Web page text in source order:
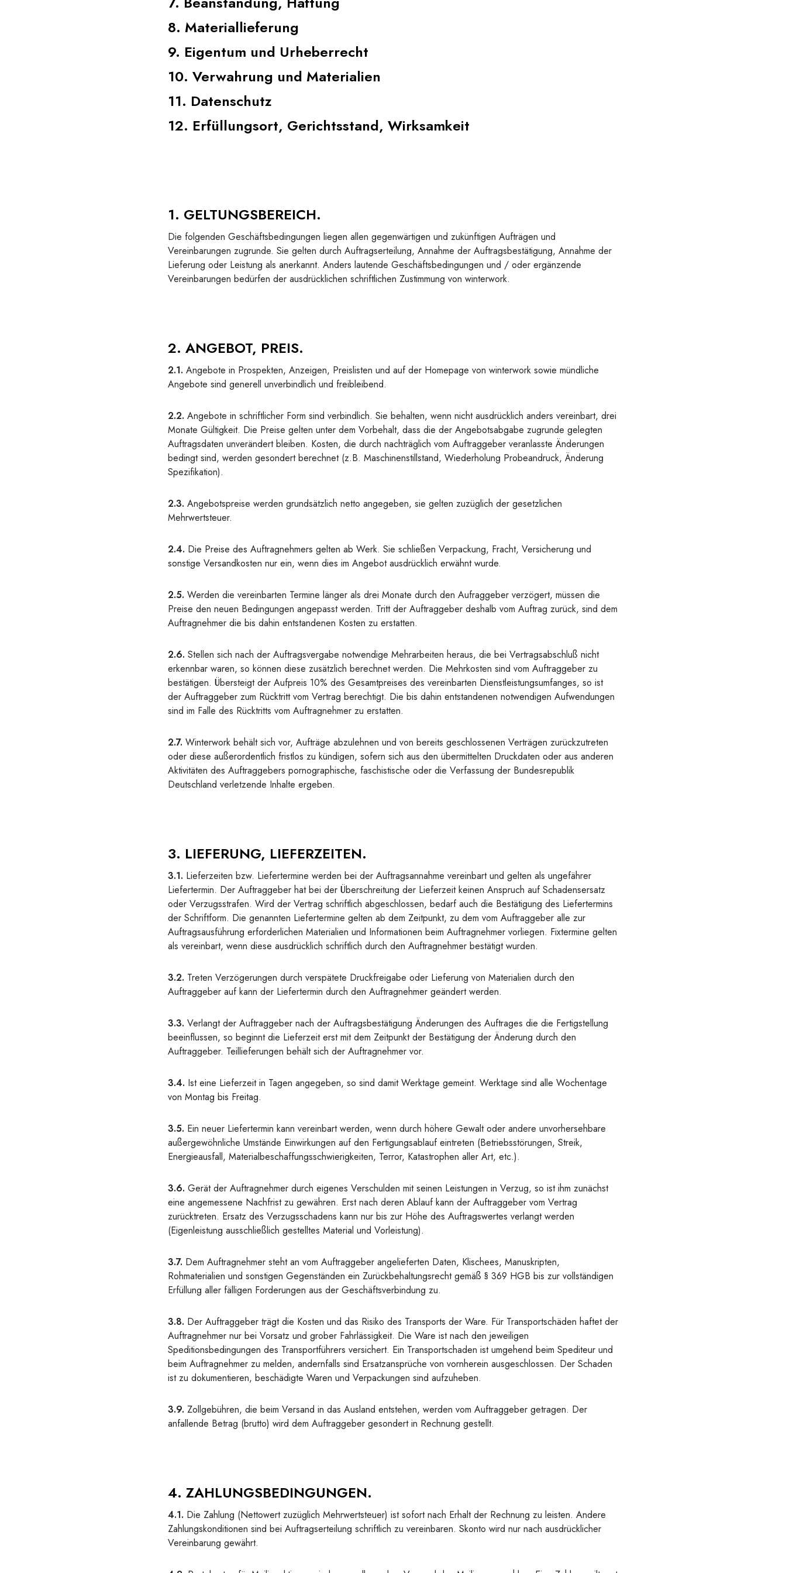
8. Materiallieferung
9. Eigentum und Urheberrecht
10. Verwahrung und Materialien
11. Datenschutz
12. Erfüllungsort, Gerichtsstand, Wirksamkeit
1. GELTUNGSBEREICH.
Die folgenden Geschäftsbedingungen liegen allen gegenwärtigen und zukünftigen Aufträgen und
Vereinbarungen zugrunde. Sie gelten durch Auftragserteilung, Annahme der Auftragsbestätigung, Annahme der
Lieferung oder Leistung als anerkannt. Anders lautende Geschäftsbedingungen und / oder ergänzende
Vereinbarungen bedürfen der ausdrücklichen schriftlichen Zustimmung von winterwork.
2. ANGEBOT, PREIS.
2.1. Angebote in Prospekten, Anzeigen, Preislisten und auf der Homepage von winterwork sowie mündliche
Angebote sind generell unverbindlich und freibleibend.
2.2. Angebote in schriftlicher Form sind verbindlich. Sie behalten, wenn nicht ausdrücklich anders vereinbart, drei
Monate Gültigkeit. Die Preise gelten unter dem Vorbehalt, dass die der Angebotsabgabe zugrunde gelegten
Auftragsdaten unverändert bleiben. Kosten, die durch nachträglich vom Auftraggeber veranlasste Änderungen
bedingt sind, werden gesondert berechnet (z.B. Maschinenstillstand, Wiederholung Probeandruck, Änderung
Spezifikation).
2.3. Angebotspreise werden grundsätzlich netto angegeben, sie gelten zuzüglich der gesetzlichen
Mehrwertsteuer.
2.4. Die Preise des Auftragnehmers gelten ab Werk. Sie schließen Verpackung, Fracht, Versicherung und
sonstige Versandkosten nur ein, wenn dies im Angebot ausdrücklich erwähnt wurde.
2.5. Werden die vereinbarten Termine länger als drei Monate durch den Aufraggeber verzögert, müssen die
Preise den neuen Bedingungen angepasst werden. Tritt der Auftraggeber deshalb vom Auftrag zurück, sind dem
Auftragnehmer die bis dahin entstandenen Kosten zu erstatten.
2.6. Stellen sich nach der Auftragsvergabe notwendige Mehrarbeiten heraus, die bei Vertragsabschluß nicht
erkennbar waren, so können diese zusätzlich berechnet werden. Die Mehrkosten sind vom Auftraggeber zu
bestätigen. Übersteigt der Aufpreis 10% des Gesamtpreises des vereinbarten Dienstleistungsumfanges, so ist
der Auftraggeber zum Rücktritt vom Vertrag berechtigt. Die bis dahin entstandenen notwendigen Aufwendungen
sind im Falle des Rücktritts vom Auftragnehmer zu erstatten.
2.7. Winterwork behält sich vor, Aufträge abzulehnen und von bereits geschlossenen Verträgen zurückzutreten
oder diese außerordentlich fristlos zu kündigen, sofern sich aus den übermittelten Druckdaten oder aus anderen
Aktivitäten des Auftraggebers pornographische, faschistische oder die Verfassung der Bundesrepublik
Deutschland verletzende Inhalte ergeben.
3. LIEFERUNG, LIEFERZEITEN.
3.1. Lieferzeiten bzw. Liefertermine werden bei der Auftragsannahme vereinbart und gelten als ungefährer
Liefertermin. Der Auftraggeber hat bei der Überschreitung der Lieferzeit keinen Anspruch auf Schadensersatz
oder Verzugsstrafen. Wird der Vertrag schriftlich abgeschlossen, bedarf auch die Bestätigung des Liefertermins
der Schriftform. Die genannten Liefertermine gelten ab dem Zeitpunkt, zu dem vom Auftraggeber alle zur
Auftragsausführung erforderlichen Materialien und Informationen beim Auftragnehmer vorliegen. Fixtermine gelten
als vereinbart, wenn diese ausdrücklich schriftlich durch den Auftragnehmer bestätigt wurden.
3.2. Treten Verzögerungen durch verspätete Druckfreigabe oder Lieferung von Materialien durch den
Auftraggeber auf kann der Liefertermin durch den Auftragnehmer geändert werden.
3.3. Verlangt der Auftraggeber nach der Auftragsbestätigung Änderungen des Auftrages die die Fertigstellung
beeinflussen, so beginnt die Lieferzeit erst mit dem Zeitpunkt der Bestätigung der Änderung durch den
Auftraggeber. Teillieferungen behält sich der Auftragnehmer vor.
3.4. Ist eine Lieferzeit in Tagen angegeben, so sind damit Werktage gemeint. Werktage sind alle Wochentage
von Montag bis Freitag.
3.5. Ein neuer Liefertermin kann vereinbart werden, wenn durch höhere Gewalt oder andere unvorhersehbare
außergewöhnliche Umstände Einwirkungen auf den Fertigungsablauf eintreten (Betriebsstörungen, Streik,
Energieausfall, Materialbeschaffungsschwierigkeiten, Terror, Katastrophen aller Art, etc.).
3.6. Gerät der Auftragnehmer durch eigenes Verschulden mit seinen Leistungen in Verzug, so ist ihm zunächst
eine angemessene Nachfrist zu gewähren. Erst nach deren Ablauf kann der Auftraggeber vom Vertrag
zurücktreten. Ersatz des Verzugsschadens kann nur bis zur Höhe des Auftragswertes verlangt werden
(Eigenleistung ausschließlich gestelltes Material und Vorleistung).
3.7. Dem Auftragnehmer steht an vom Auftraggeber angelieferten Daten, Klischees, Manuskripten,
Rohmaterialien und sonstigen Gegenständen ein Zurückbehaltungsrecht gemäß § 369 HGB bis zur vollständigen
Erfüllung aller fälligen Forderungen aus der Geschäftsverbindung zu.
3.8. Der Auftraggeber trägt die Kosten und das Risiko des Transports der Ware. Für Transportschäden haftet der
Auftragnehmer nur bei Vorsatz und grober Fahrlässigkeit. Die Ware ist nach den jeweiligen
Speditionsbedingungen des Transportführers versichert. Ein Transportschaden ist umgehend beim Spediteur und
beim Auftragnehmer zu melden, andernfalls sind Ersatzansprüche von vornherein ausgeschlossen. Der Schaden
ist zu dokumentieren, beschädigte Waren und Verpackungen sind aufzuheben.
3.9. Zollgebühren, die beim Versand in das Ausland entstehen, werden vom Auftraggeber getragen. Der
anfallende Betrag (brutto) wird dem Auftraggeber gesondert in Rechnung gestellt.
4. ZAHLUNGSBEDINGUNGEN.
4.1. Die Zahlung (Nettowert zuzüglich Mehrwertsteuer) ist sofort nach Erhalt der Rechnung zu leisten. Andere
Zahlungskonditionen sind bei Auftragserteilung schriftlich zu vereinbaren. Skonto wird nur nach ausdrücklicher
Vereinbarung gewährt.